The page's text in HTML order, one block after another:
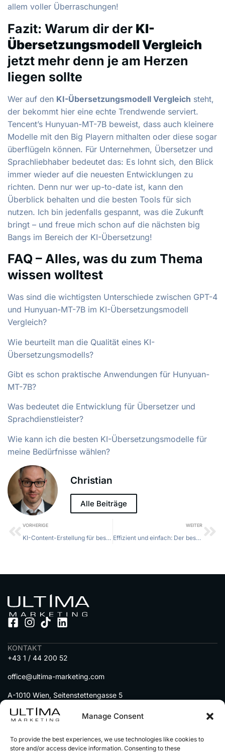
Manage Consent
To provide the best experiences, we use technologies like cookies to
store and/or access device information. Consenting to these
allem voller Überraschungen!
Fazit: Warum dir der KI-
Übersetzungsmodell Vergleich
jetzt mehr denn je am Herzen
liegen sollte
Wer auf den KI-Übersetzungsmodell Vergleich steht,
der bekommt hier eine echte Trendwende serviert.
Tencent’s Hunyuan-MT-7B beweist, dass auch kleinere
Modelle mit den Big Playern mithalten oder diese sogar
überflügeln können. Für Unternehmen, Übersetzer und
Sprachliebhaber bedeutet das: Es lohnt sich, den Blick
immer wieder auf die neuesten Entwicklungen zu
richten. Denn nur wer up-to-date ist, kann den
Überblick behalten und die besten Tools für sich
nutzen. Ich bin jedenfalls gespannt, was die Zukunft
bringt – und freue mich schon auf die nächsten big
Bangs im Bereich der KI-Übersetzung!
FAQ – Alles, was du zum Thema
wissen wolltest
Was sind die wichtigsten Unterschiede zwischen GPT-4
und Hunyuan-MT-7B im KI-Übersetzungsmodell
Vergleich?
Wie beurteilt man die Qualität eines KI-
Übersetzungsmodells?
Gibt es schon praktische Anwendungen für Hunyuan-
MT-7B?
Was bedeutet die Entwicklung für Übersetzer und
Sprachdienstleister?
Wie kann ich die besten KI-Übersetzungsmodelle für
meine Bedürfnisse wählen?
Christian
Alle Beiträge
VORHERIGE
KI-Content-Erstellung für besseres Google Ranking: So gelingt es!
WEITER
Effizient und einfach: Der beste WordPress KI Website-Generator 2024
KONTAKT
+43 1 / 44 200 52
office@ultima-marketing.com
A-1010 Wien, Seitenstettengasse 5
DIENSTLEISTUNGEN
IMMOBILIEN auf Social Media